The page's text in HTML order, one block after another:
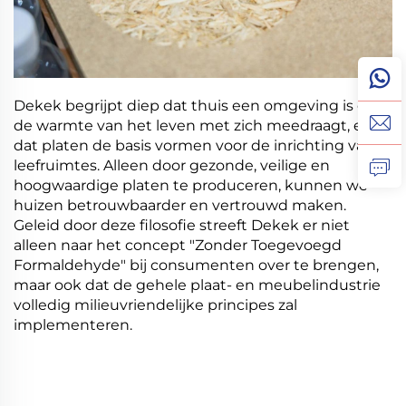
Dekek begrijpt diep dat thuis een omgeving is die
de warmte van het leven met zich meedraagt, en
dat platen de basis vormen voor de inrichting van
leefruimtes. Alleen door gezonde, veilige en
hoogwaardige platen te produceren, kunnen we
huizen betrouwbaarder en vertrouwd maken.
Geleid door deze filosofie streeft Dekek er niet
alleen naar het concept "Zonder Toegevoegd
Formaldehyde" bij consumenten over te brengen,
maar ook dat de gehele plaat- en meubelindustrie
volledig milieuvriendelijke principes zal
implementeren.